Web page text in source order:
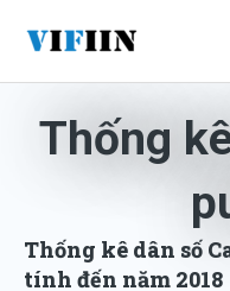
nội
Thống
Thống kê dân số
tính đến năm 2018